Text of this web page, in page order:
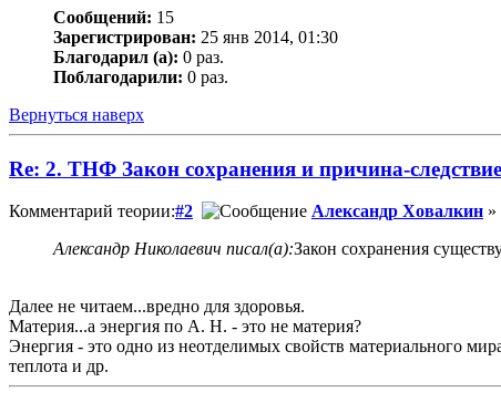
Сообщений: 15
Зарегистрирован: 25 янв 2014, 01:30
Благодарил (а): 0 раз.
Поблагодарили: 0 раз.
Вернуться наверх
Re: 2. ТНФ Закон сохранения и причина-следствие
Комментарий теории:#2 Александр Ховалкин »
Александр Николаевич писал(а):Закон сохранения
Далее не читаем...вредно для здоровья.
Материя...а энергия по А. Н. - это не материя?
Энергия - это одно из неотделимых свойств материального
теплота и др.